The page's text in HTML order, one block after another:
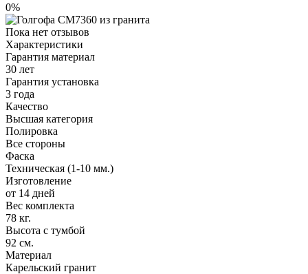
0%
Пока нет отзывов
Характеристики
Гарантия материал
30 лет
Гарантия установка
3 года
Качество
Высшая категория
Полировка
Все стороны
Фаска
Техническая (1-10 мм.)
Изготовление
от 14 дней
Вес комплекта
78 кг.
Высота с тумбой
92 см.
Материал
Карельский гранит